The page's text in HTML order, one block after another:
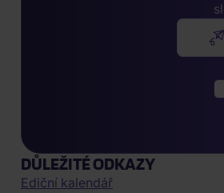
DŮLEŽITÉ ODKAZY
Ediční kalendář